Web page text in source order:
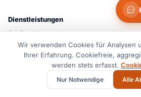
Dienstleistungen
Seefracht
Luftfracht
Landtransport & Nahverkehr
Wir verwenden Cookies für Analysen
Ihrer Erfahrung. Cookiefreie,
werden stets erfasst.
Nur Notwendige Alle